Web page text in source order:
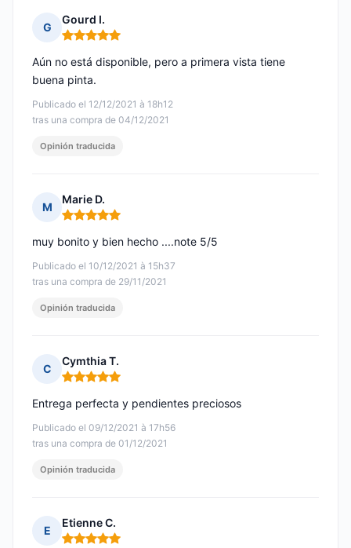
G
Gourd I.
Nota: 5 de 5
Publicado el 12/12/2021 à 18h12
tras una compra de 04/12/2021
Aún no está disponible, pero a primera vista tiene
buena pinta.
Opinión traducida
M
Marie D.
Nota: 5 de 5
Publicado el 10/12/2021 à 15h37
tras una compra de 29/11/2021
muy bonito y bien hecho ....note 5/5
Opinión traducida
C
Cymthia T.
Nota: 5 de 5
Publicado el 09/12/2021 à 17h56
tras una compra de 01/12/2021
Entrega perfecta y pendientes preciosos
Opinión traducida
E
Etienne C.
Nota: 5 de 5